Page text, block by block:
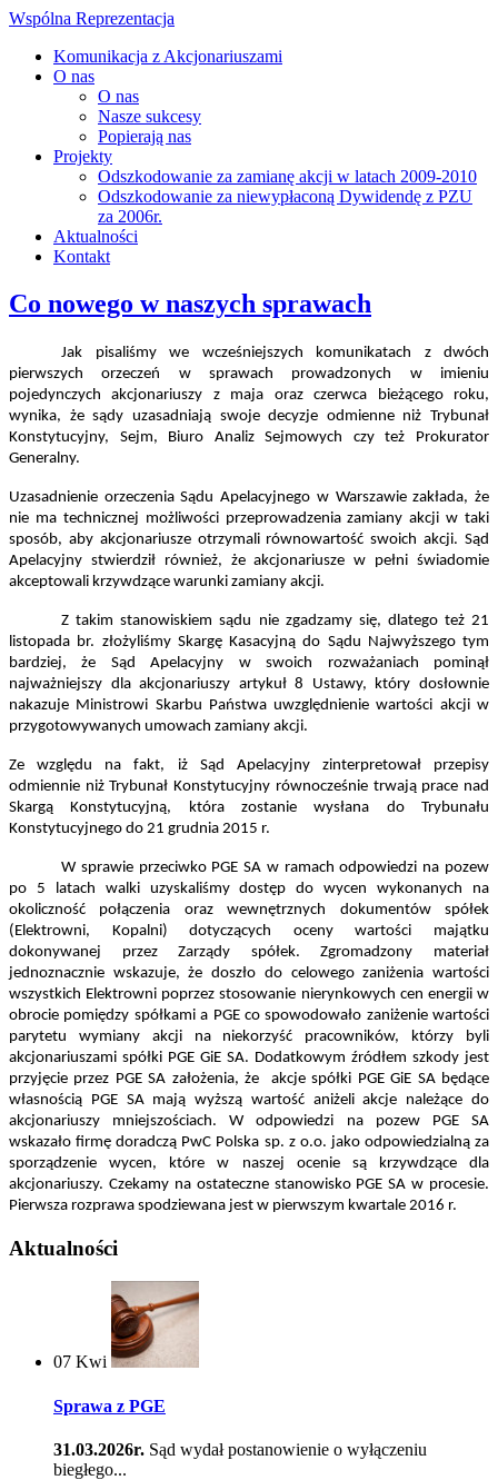
Wspólna Reprezentacja
Komunikacja z Akcjonariuszami
O nas
O nas
Nasze sukcesy
Popierają nas
Projekty
Odszkodowanie za zamianę akcji w latach 2009-2010
Odszkodowanie za niewypłaconą Dywidendę z PZU
za 2006r.
Aktualności
Kontakt
Co nowego w naszych sprawach
Jak pisaliśmy we wcześniejszych komunikatach z dwóch
pierwszych orzeczeń w sprawach prowadzonych w imieniu
pojedynczych akcjonariuszy z maja oraz czerwca bieżącego roku,
wynika, że sądy uzasadniają swoje decyzje odmienne niż Trybunał
Konstytucyjny, Sejm, Biuro Analiz Sejmowych czy też Prokurator
Generalny.
Uzasadnienie orzeczenia Sądu Apelacyjnego w Warszawie zakłada, że
nie ma technicznej możliwości przeprowadzenia zamiany akcji w taki
sposób, aby akcjonariusze otrzymali równowartość swoich akcji. Sąd
Apelacyjny stwierdził również, że akcjonariusze w pełni świadomie
akceptowali krzywdzące warunki zamiany akcji.
Z takim stanowiskiem sądu nie zgadzamy się, dlatego też 21
listopada br. złożyliśmy Skargę Kasacyjną do Sądu Najwyższego tym
bardziej, że Sąd Apelacyjny w swoich rozważaniach pominął
najważniejszy dla akcjonariuszy artykuł 8 Ustawy, który dosłownie
nakazuje Ministrowi Skarbu Państwa uwzględnienie wartości akcji w
przygotowywanych umowach zamiany akcji.
Ze względu na fakt, iż Sąd Apelacyjny zinterpretował przepisy
odmiennie niż Trybunał Konstytucyjny równocześnie trwają prace nad
Skargą Konstytucyjną, która zostanie wysłana do Trybunału
Konstytucyjnego do 21 grudnia 2015 r.
W sprawie przeciwko PGE SA w ramach odpowiedzi na pozew
po 5 latach walki uzyskaliśmy dostęp do wycen wykonanych na
okoliczność połączenia oraz wewnętrznych dokumentów spółek
(Elektrowni, Kopalni) dotyczących oceny wartości majątku
dokonywanej przez Zarządy spółek. Zgromadzony materiał
jednoznacznie wskazuje, że doszło do celowego zaniżenia wartości
wszystkich Elektrowni poprzez stosowanie nierynkowych cen energii w
obrocie pomiędzy spółkami a PGE co spowodowało zaniżenie wartości
parytetu wymiany akcji na niekorzyść pracowników, którzy byli
akcjonariuszami spółki PGE GiE SA. Dodatkowym źródłem szkody jest
przyjęcie przez PGE SA założenia, że akcje spółki PGE GiE SA będące
własnością PGE SA mają wyższą wartość aniżeli akcje należące do
akcjonariuszy mniejszościach. W odpowiedzi na pozew PGE SA
wskazało firmę doradczą PwC Polska sp. z o.o. jako odpowiedzialną za
sporządzenie wycen, które w naszej ocenie są krzywdzące dla
akcjonariuszy. Czekamy na ostateczne stanowisko PGE SA w procesie.
Pierwsza rozprawa spodziewana jest w pierwszym kwartale 2016 r.
Aktualności
07 Kwi
Sprawa z PGE
31.03.2026r. Sąd wydał postanowienie o wyłączeniu
biegłego...